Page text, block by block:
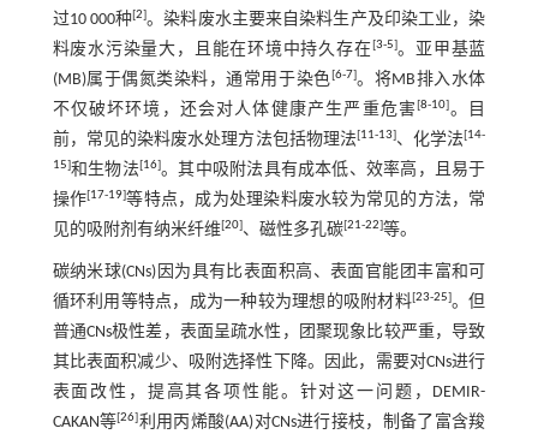
过10 000种[2]。染料废水主要来自染料生产及印染工业，染
料废水污染量大，且能在环境中持久存在 [3-5]。亚甲基蓝
(MB)属于偶氮类染料，通常用于染色[6-7]。将MB排入水体
不仅破坏环境，还会对人体健康产生严重危害[8-10]。目
前，常见的染料废水处理方法包括物理法[11-13]、化学法[14-
15]和生物法[16]。其中吸附法具有成本低、效率高，且易于
操作[17-19]等特点，成为处理染料废水较为常见的方法，常
见的吸附剂有纳米纤维[20]、磁性多孔碳[21-22]等。
碳纳米球(CNs)因为具有比表面积高、表面官能团丰富和可
循环利用等特点，成为一种较为理想的吸附材料[23-25]。但
普通CNs极性差，表面呈疏水性，团聚现象比较严重，导致
其比表面积减少、吸附选择性下降。因此，需要对CNs进行
表面改性，提高其各项性能。针对这一问题，DEMIR-
CAKAN等[26]利用丙烯酸(AA)对CNs进行接枝，制备了富含羧